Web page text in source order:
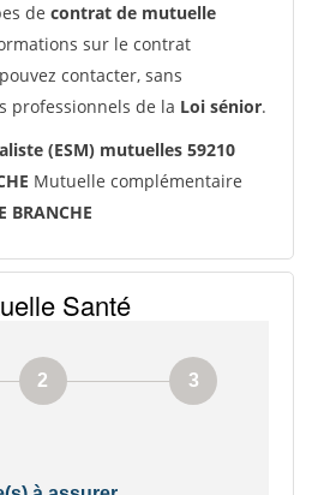
de contrat de mutuelle
sur le contrat
contacter, sans
professionnels de la Loi sénior.
(ESM) mutuelles 59210
Mutuelle complémentaire
BRANCHE